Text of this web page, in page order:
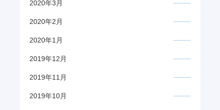
2020年3月
2020年2月
2020年1月
2019年12月
2019年11月
2019年10月